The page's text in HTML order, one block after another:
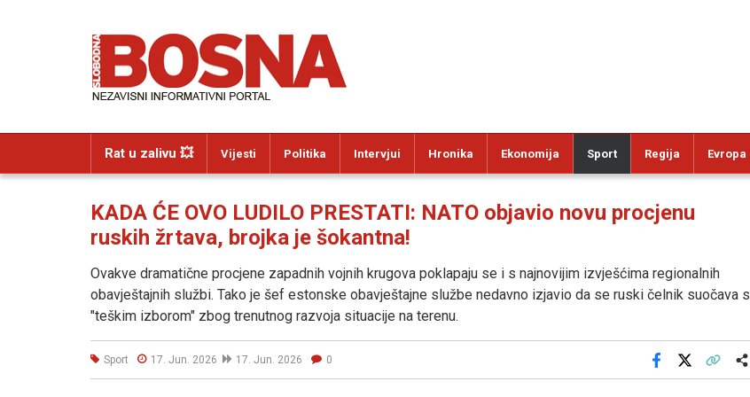
Rat u zalivu 💥 Vijesti Politika Intervjui Hronika Ekonomija Sport Regija Evropa
KADA ĆE OVO LUDILO PRESTATI: NATO objavio novu procjenu
ruskih žrtava, brojka je šokantna!
Ovakve dramatične procjene zapadnih vojnih krugova poklapaju se i s najnovijim izvješćima regionalnih
obavještajnih službi. Tako je šef estonske obavještajne službe nedavno izjavio da se ruski čelnik suočava s
"teškim izborom" zbog trenutnog razvoja situacije na terenu.
Sport 17. Jun. 2026 17. Jun. 2026 0
Facebook